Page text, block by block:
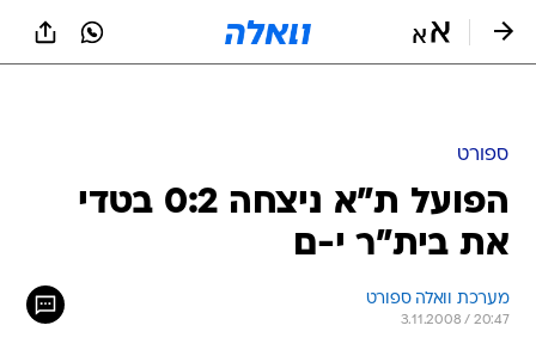
ספורט
הפועל ת"א ניצחה 0:2 בטדי
את בית"ר י-ם
מערכת וואלה ספורט
3.11.2008 / 20:47